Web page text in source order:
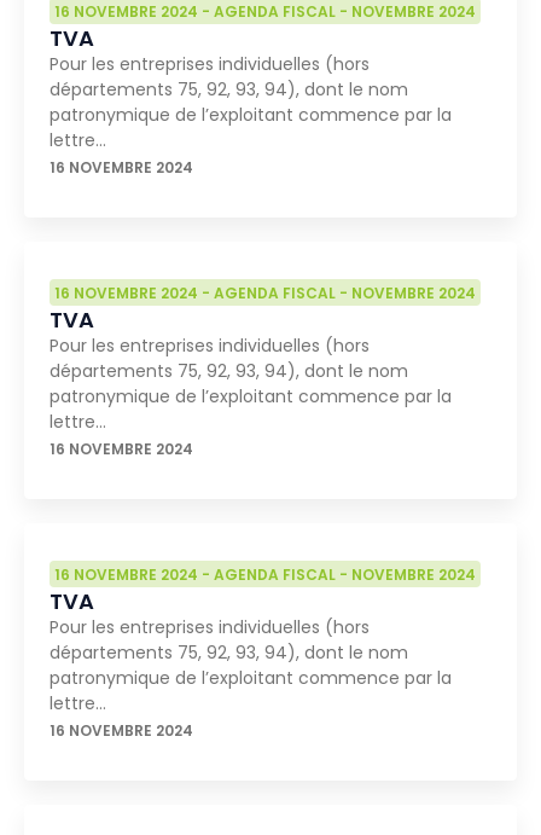
16 NOVEMBRE 2024 - AGENDA FISCAL - NOVEMBRE 2024
TVA
Pour les entreprises individuelles (hors
départements 75, 92, 93, 94), dont le nom
patronymique de l’exploitant commence par la
lettre…
16 NOVEMBRE 2024
16 NOVEMBRE 2024 - AGENDA FISCAL - NOVEMBRE 2024
TVA
Pour les entreprises individuelles (hors
départements 75, 92, 93, 94), dont le nom
patronymique de l’exploitant commence par la
lettre…
16 NOVEMBRE 2024
16 NOVEMBRE 2024 - AGENDA FISCAL - NOVEMBRE 2024
TVA
Pour les entreprises individuelles (hors
départements 75, 92, 93, 94), dont le nom
patronymique de l’exploitant commence par la
lettre…
16 NOVEMBRE 2024